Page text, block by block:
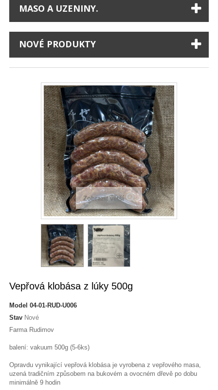
MASO A UZENINY.
NOVÉ PRODUKTY
Zobrazit větší
Vepřová klobása z lúky 500g
Model 04-01-RUD-U006
Stav Nové
Farma Rudimov
balení: vakuum 500g (5-6ks)
Opravdu vynikající vepřová klobása je vyrobena z vepřového masa,
uzená tradičním způsobem na bukovém a ovocném dřevě po dobu
minimálně 9 hodin